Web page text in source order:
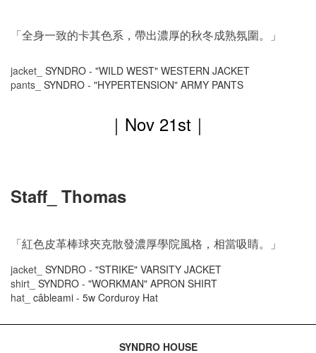
「全身一致的卡其色系，帶出濃厚的秋冬成熟氛圍。」
jacket_ SYNDRO - "WILD WEST" WESTERN JACKET
pants_ SYNDRO - "HYPERTENSION" ARMY PANTS
｜ Nov 21st｜
Staff_ Thomas
「紅色皮革棒球夾克散發濃厚學院風格，相當吸睛。」
jacket_ SYNDRO - "STRIKE" VARSITY JACKET
shirt_ SYNDRO - "WORKMAN" APRON SHIRT
hat_ câbleami - 5w Corduroy Hat
SYNDRO HOUSE